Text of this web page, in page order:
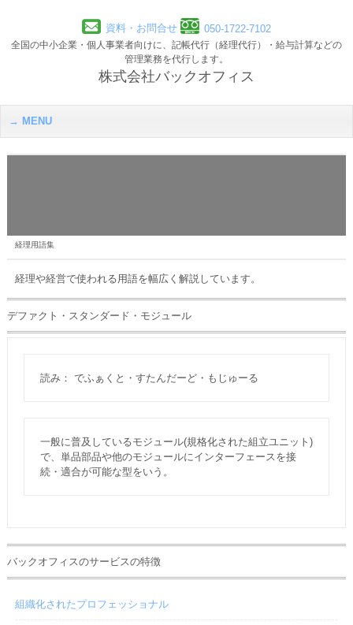
資料・お問合せ 050-1722-7102
全国の中小企業・個人事業者向けに、記帳代行（経理代行）・給与計算などの
管理業務を代行します。
株式会社バックオフィス
MENU
経理用語集
経理や経営で使われる用語を幅広く解説しています。
デファクト・スタンダード・モジュール
読み： でふぁくと・すたんだーど・もじゅーる
一般に普及しているモジュール(規格化された組立ユニット)
で、単品部品や他のモジュールにインターフェースを接
続・適合が可能な型をいう。
バックオフィスのサービスの特徴
組織化されたプロフェッショナル